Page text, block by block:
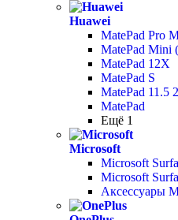
Huawei
MatePad Pro
MatePad Mini
MatePad 12X
MatePad S
MatePad 11.5
MatePad
Ещё 1
Microsoft
Microsoft
Microsoft
Аксессуары